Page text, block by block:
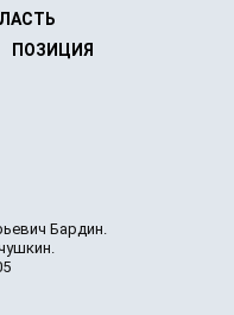
ПОЗИЦИЯ
Бардин.